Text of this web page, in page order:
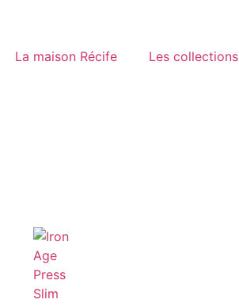
La maison Récife Les collections